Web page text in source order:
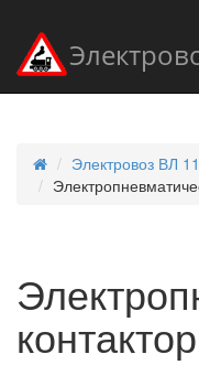
Электровоз ВЛ